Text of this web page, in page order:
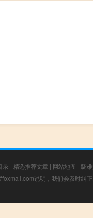
录 | 精选推荐文章 | 网站地图 | 疑
说明，我们会及时纠